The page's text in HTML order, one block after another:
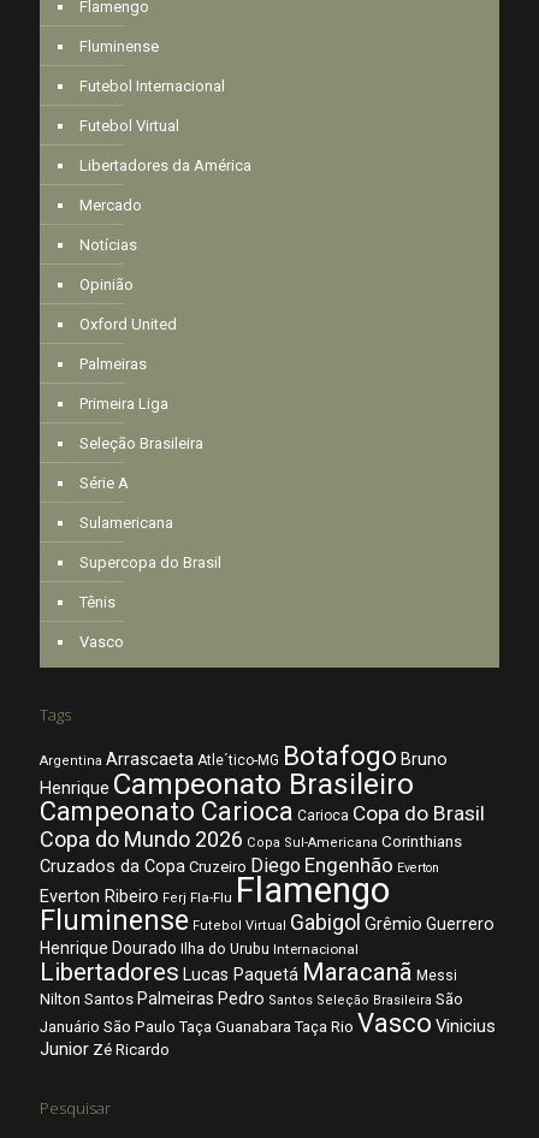
Flamengo
Fluminense
Futebol Internacional
Futebol Virtual
Libertadores da América
Mercado
Notícias
Opinião
Oxford United
Palmeiras
Primeira Liga
Seleção Brasileira
Série A
Sulamericana
Supercopa do Brasil
Tênis
Vasco
Tags
Argentina Arrascaeta Atle´tico-MG Botafogo Bruno
Henrique Campeonato Brasileiro
Campeonato Carioca Carioca Copa do Brasil
Copa do Mundo 2026 Copa Sul-Americana Corinthians
Cruzados da Copa Cruzeiro Diego Engenhão Everton
Everton Ribeiro Ferj Fla-Flu Flamengo
Fluminense Futebol Virtual Gabigol Grêmio Guerrero
Henrique Dourado Ilha do Urubu Internacional
Libertadores Lucas Paquetá Maracanã Messi
Nilton Santos Palmeiras Pedro Santos Seleção Brasileira São
Januário São Paulo Taça Guanabara Taça Rio Vasco Vinicius
Junior Zé Ricardo
Pesquisar